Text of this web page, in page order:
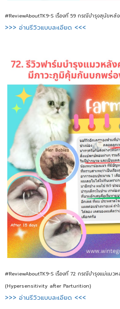
#ReviewAboutTK9-S เรื่องที่ 59 กรณีบำรุงสุนัขหลั
>>> อ่านรีวิวแบบละเอียด <<<
#ReviewAboutTK9-S เรื่องที่ 72 กรณีบำรุงแม่แม
(Hypersensitivity after Parturition)
>>> อ่านรีวิวแบบละเอียด <<<